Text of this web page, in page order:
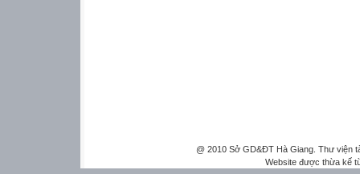
@ 2010 Sở GD&ĐT Hà Giang. Thư viện
Website được thừa kế